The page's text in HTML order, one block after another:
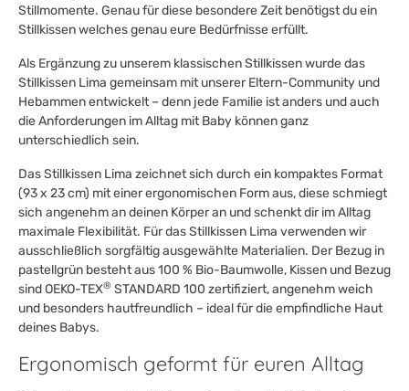
Stillmomente. Genau für diese besondere Zeit benötigst du ein
Stillkissen welches genau eure Bedürfnisse erfüllt.
Als Ergänzung zu unserem klassischen Stillkissen wurde das
Stillkissen Lima gemeinsam mit unserer Eltern-Community und
Hebammen entwickelt – denn jede Familie ist anders und auch
die Anforderungen im Alltag mit Baby können ganz
unterschiedlich sein.
Das Stillkissen Lima zeichnet sich durch ein kompaktes Format
(93 x 23 cm) mit einer ergonomischen Form aus, diese schmiegt
sich angenehm an deinen Körper an und schenkt dir im Alltag
maximale Flexibilität. Für das Stillkissen Lima verwenden wir
ausschließlich sorgfältig ausgewählte Materialien. Der Bezug in
pastellgrün besteht aus 100 % Bio-Baumwolle, Kissen und Bezug
sind OEKO-TEX® STANDARD 100 zertifiziert, angenehm weich
und besonders hautfreundlich – ideal für die empfindliche Haut
deines Babys.
Ergonomisch geformt für euren Alltag